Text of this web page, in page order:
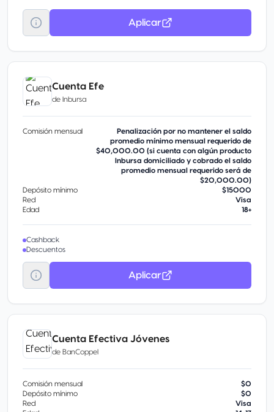
Aplicar
Cuenta Efe
de Inbursa
Comisión mensual
Penalización por no mantener el saldo
promedio mínimo mensual requerido de
$40,000.00 (si cuenta con algún producto
lnbursa domiciliado y cobrado el saldo
promedio mensual requerido será de
$20,000.00)
Depósito mínimo
$15000
Red
Visa
Edad
18+
Cashback
Descuentos
Aplicar
Cuenta Efectiva Jóvenes
de BanCoppel
Comisión mensual
$0
Depósito mínimo
$0
Red
Visa